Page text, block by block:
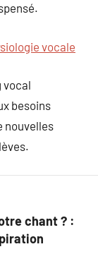
vocale
vocal
besoins
nouvelles
chant ? :